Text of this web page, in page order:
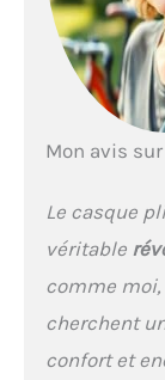
Mon avis
Le casque
véritable
comme
cherchent
confort et